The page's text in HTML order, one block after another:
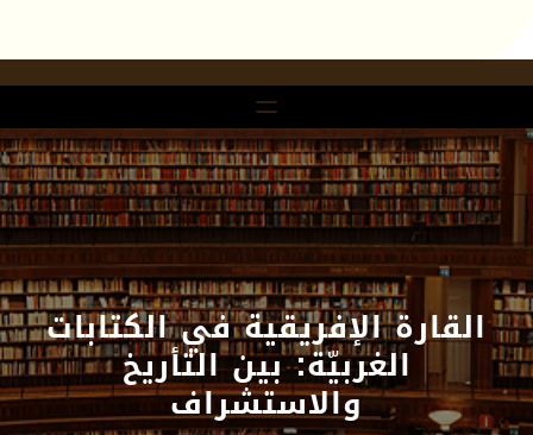
المحتوى
القارة الإفريقية في الكتابات
الغربيّة: بين التأريخ
والاستشراف